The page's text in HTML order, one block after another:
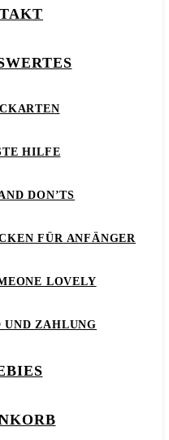
HILFE
DON’TS
FÜR ANFÄNGER
LOVELY
UND ZAHLUNG